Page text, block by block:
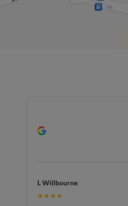
L Willbourne
★★★★